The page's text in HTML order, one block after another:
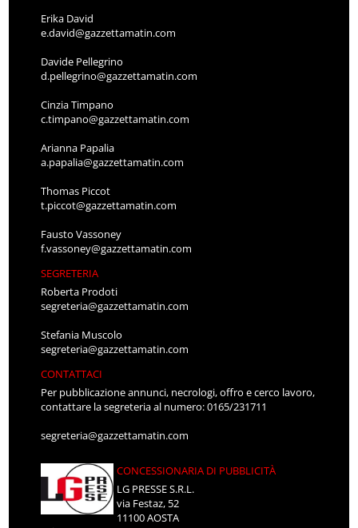
Erika David
e.david@gazzettamatin.com
Davide Pellegrino
d.pellegrino@gazzettamatin.com
Cinzia Timpano
c.timpano@gazzettamatin.com
Arianna Papalia
a.papalia@gazzettamatin.com
Thomas Piccot
t.piccot@gazzettamatin.com
Fausto Vassoney
f.vassoney@gazzettamatin.com
SEGRETERIA
Roberta Prodoti
segreteria@gazzettamatin.com
Stefania Muscolo
segreteria@gazzettamatin.com
CONTATTACI
Per pubblicazione annunci, necrologi, offro e cerco lavoro,
contattare la segreteria al numero: 0165/231711
segreteria@gazzettamatin.com
CONCESSIONARIA DI PUBBLICITÀ
LG PRESSE S.R.L.
via Festaz, 52
11100 AOSTA